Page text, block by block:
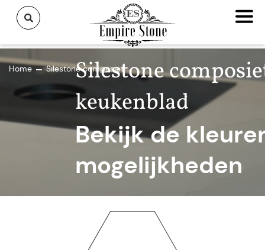
Home Silestone composiet
Silestone
keukenblad
Bekijk de
mogelijkheden